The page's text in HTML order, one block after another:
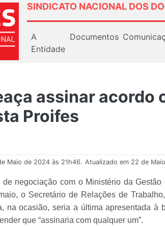
SINDICATO NACIONAL DOS
A
Entidade
Documentos
assinar acordo
Proifes
Maio de 2024 às 21h46. Atualizado em 22 de
de negociação com o Ministério da
o Secretário de Relações de
na ocasião, seria a última apresentada à
que “assinaria com qualquer um”.